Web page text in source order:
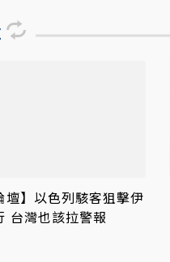
壇】以色列駭客狙擊伊
台灣也該拉警報